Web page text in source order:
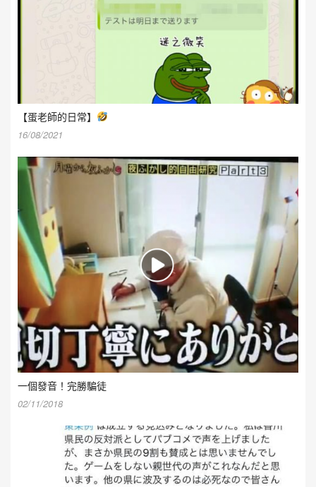
【蛋老師的日常】
16/08/2021
一個發音！完勝騙徒
02/11/2018